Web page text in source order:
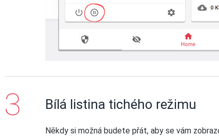
Bílá listina tichého režimu
Někdy si možná budete přát, aby se vám